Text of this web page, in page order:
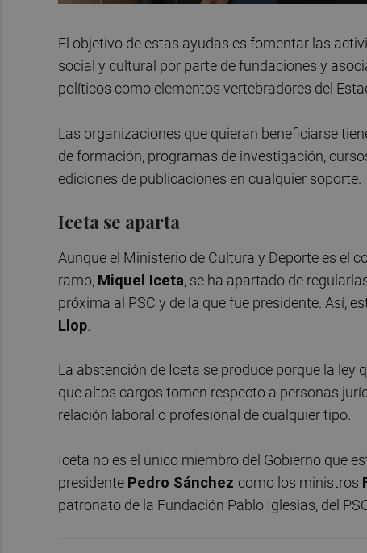
El objetivo de estas ayudas es fomentar las
social y cultural por parte de fundaciones y
políticos como elementos vertebradores del
Las organizaciones que quieran beneficiarse
de formación, programas de investigación,
ediciones de publicaciones en cualquier soporte.
Iceta se aparta
Aunque el Ministerio de Cultura y Deporte es el
ramo, Miquel Iceta, se ha apartado de
próxima al PSC y de la que fue presidente. Así,
Llop.
La abstención de Iceta se produce porque la ley
que altos cargos tomen respecto a personas
relación laboral o profesional de cualquier tipo.
Iceta no es el único miembro del Gobierno que
presidente Pedro Sánchez como los ministros
patronato de la Fundación Pablo Iglesias, del